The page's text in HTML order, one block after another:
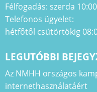
Félfogadás: szerda
Telefonos ügyelet:
hétfőtől csütörtökig
LEGUTÓBBI
Az NMHH országos
internethasználatáért